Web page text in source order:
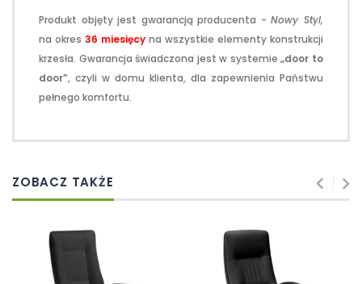
Produkt objęty jest gwarancją producenta -Nowy Styl,
na okres 36 miesięcy na wszystkie elementy konstrukcji
krzesła. Gwarancja świadczona jest w systemie „door to
door”, czyli w domu klienta, dla zapewnienia Państwu
pełnego komfortu.
ZOBACZ TAKŻE